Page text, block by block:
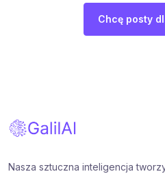
Chcę posty
Nasza sztuczna inteligencja